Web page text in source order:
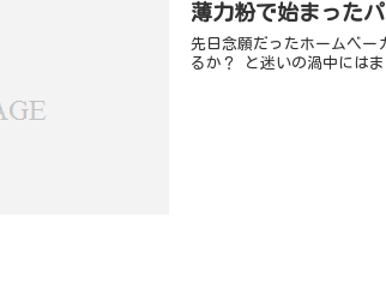
薄力粉で始まった
先日念願だったホームベー
るか？ と迷いの渦中には